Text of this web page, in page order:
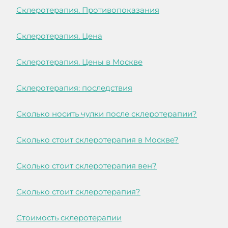
Склеротерапия. Противопоказания
Склеротерапия. Цена
Склеротерапия. Цены в Москве
Склеротерапия: последствия
Сколько носить чулки после склеротерапии?
Сколько стоит склеротерапия в Москве?
Сколько стоит склеротерапия вен?
Сколько стоит склеротерапия?
Стоимость склеротерапии